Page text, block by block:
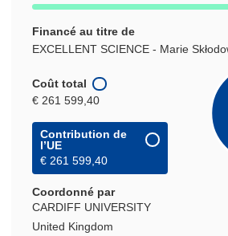
Financé au titre de
EXCELLENT SCIENCE - Marie
Coût total
€ 261 599,40
Contribution de
l’UE
€ 261 599,40
Coordonné par
CARDIFF UNIVERSITY
United Kingdom